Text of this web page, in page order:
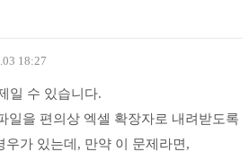
18:27
일 수 있습니다.
일을 편의상 엑셀 확장자로 내려받도록
우가 있는데, 만약 이 문제라면,